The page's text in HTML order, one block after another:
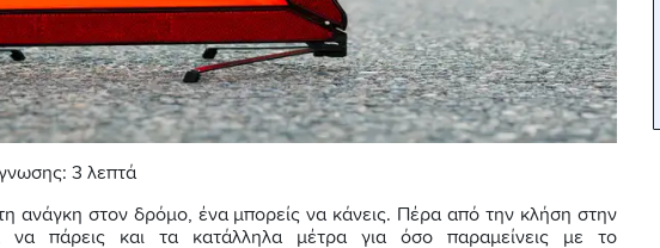
3 λεπτά
ανάγκη στον δρόμο, ένα μπορείς να κάνεις. Πέρα από την κλήση στην
να πάρεις και τα κατάλληλα μέτρα για όσο παραμείνεις με το